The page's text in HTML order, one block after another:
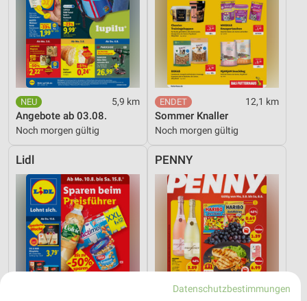
5,9 km
Angebote ab 03.08.
Noch morgen gültig
12,1 km
Sommer Knaller
Noch morgen gültig
Lidl PENNY
Datenschutzbestimmungen